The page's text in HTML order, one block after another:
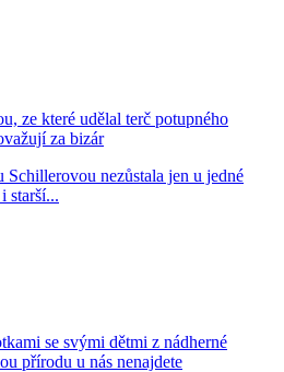
ze které udělal terč potupného
za bizár
Schillerovou nezůstala jen u jedné
starší...
se svými dětmi z nádherné
přírodu u nás nenajdete